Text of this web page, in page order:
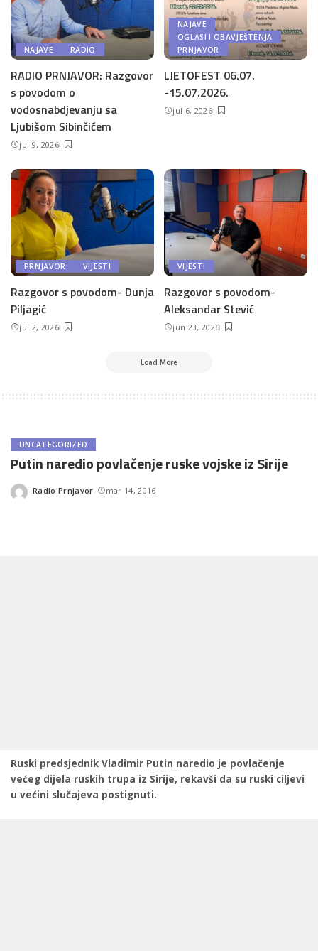
NAJAVE RADIO
RADIO PRNJAVOR: Razgovor
s povodom o
vodosnabdjevanju sa
Ljubišom Sibinčićem
jul 9, 2026
NAJAVE
OGLASI I OBAVJEŠTENJA
PRNJAVOR
LJETOFEST 06.07.
-15.07.2026.
jul 6, 2026
PRNJAVOR VIJESTI
Razgovor s povodom- Dunja
Piljagić
jul 2, 2026
VIJESTI
Razgovor s povodom-
Aleksandar Stević
jun 23, 2026
Load More
UNCATEGORIZED
Putin naredio povlačenje ruske vojske iz Sirije
Posted
Radio Prnjavor mar 14, 2016
Ruski predsjednik Vladimir Putin naredio je povlačenje
većeg dijela ruskih trupa iz Sirije, rekavši da su ruski ciljevi
u većini slučajeva postignuti.